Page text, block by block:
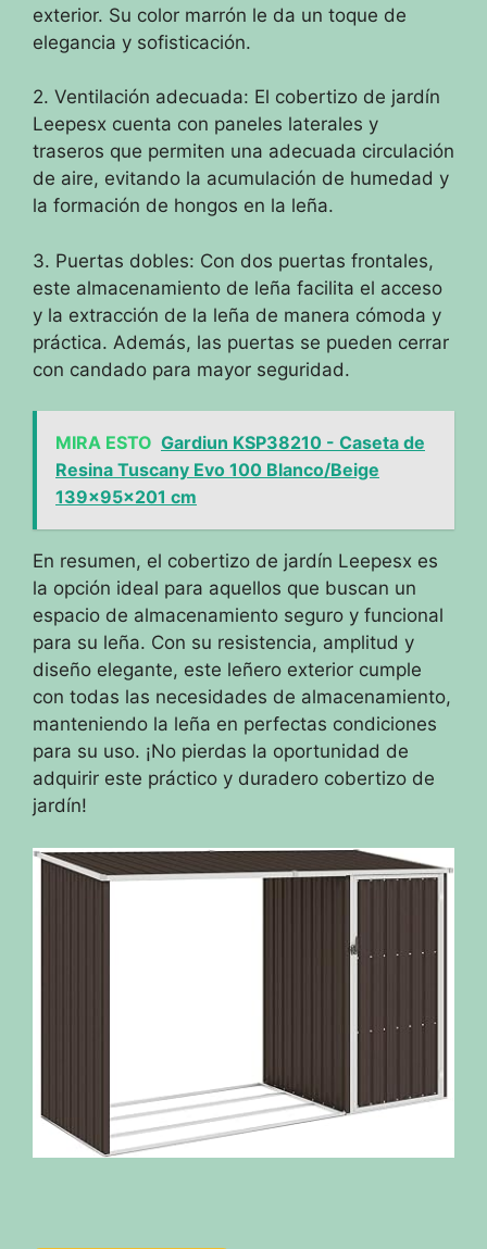
exterior. Su color marrón le da un toque de
elegancia y sofisticación.
2. Ventilación adecuada: El cobertizo de jardín
Leepesx cuenta con paneles laterales y
traseros que permiten una adecuada circulación
de aire, evitando la acumulación de humedad y
la formación de hongos en la leña.
3. Puertas dobles: Con dos puertas frontales,
este almacenamiento de leña facilita el acceso
y la extracción de la leña de manera cómoda y
práctica. Además, las puertas se pueden cerrar
con candado para mayor seguridad.
MIRA ESTO Gardiun KSP38210 - Caseta de
Resina Tuscany Evo 100 Blanco/Beige
139x95x201 cm
En resumen, el cobertizo de jardín Leepesx es
la opción ideal para aquellos que buscan un
espacio de almacenamiento seguro y funcional
para su leña. Con su resistencia, amplitud y
diseño elegante, este leñero exterior cumple
con todas las necesidades de almacenamiento,
manteniendo la leña en perfectas condiciones
para su uso. ¡No pierdas la oportunidad de
adquirir este práctico y duradero cobertizo de
jardín!